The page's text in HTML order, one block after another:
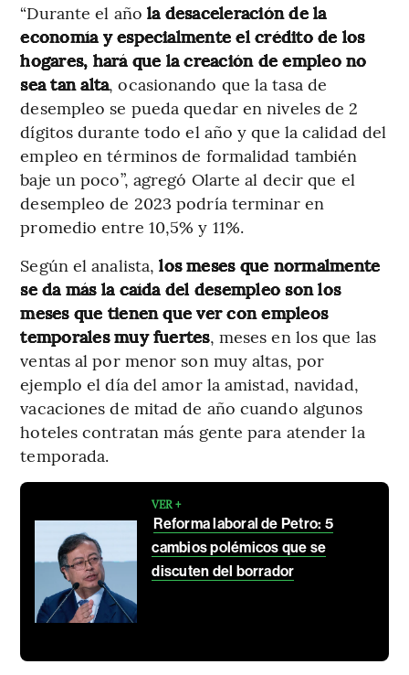
“Durante el año la desaceleración de la
economía y especialmente el crédito de los
hogares, hará que la creación de empleo no
sea tan alta, ocasionando que la tasa de
desempleo se pueda quedar en niveles de 2
dígitos durante todo el año y que la calidad del
empleo en términos de formalidad también
baje un poco”, agregó Olarte al decir que el
desempleo de 2023 podría terminar en
promedio entre 10,5% y 11%.
Según el analista,los meses que normalmente
se da más la caída del desempleo son los
meses que tienen que ver con empleos
temporales muy fuertes, meses en los que las
ventas al por menor son muy altas, por
ejemplo el día del amor la amistad, navidad,
vacaciones de mitad de año cuando algunos
hoteles contratan más gente para atender la
temporada.
VER +
Reforma laboral de Petro: 5
cambios polémicos que se
discuten del borrador